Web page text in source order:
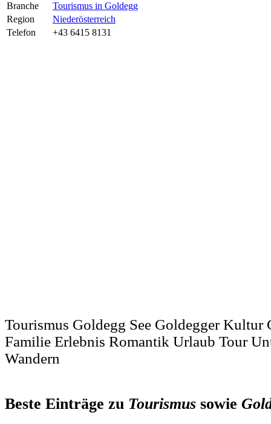
Branche
Tourismus in Goldegg
Region
Niederösterreich
Telefon
+43 6415 8131
Tourismus Goldegg See Goldegger Kultur
Familie Erlebnis Romantik Urlaub Tour
Wandern
Beste Einträge zu Tourismus sowie